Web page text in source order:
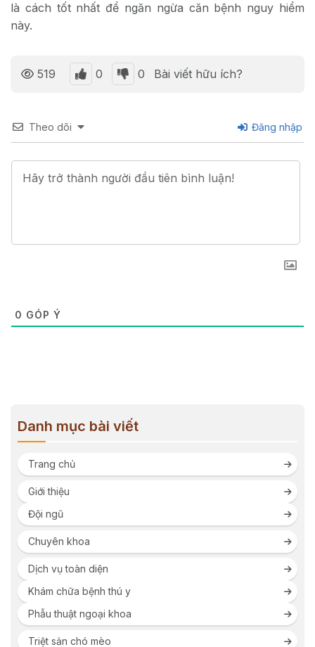
là cách tốt nhất để ngăn ngừa căn bệnh nguy hiểm
này.
519 0 0 Bài viết hữu ích?
Theo dõi Đăng nhập
0 GÓP Ý
Danh mục bài viết
Trang chủ
Giới thiệu
Đội ngũ
Chuyên khoa
Dịch vụ toàn diện
Khám chữa bệnh thú y
Phẫu thuật ngoại khoa
Triệt sản chó mèo